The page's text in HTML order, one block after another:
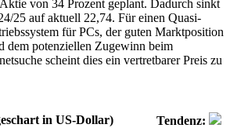
von 34 Prozent geplant. Dadurch sinkt
25 auf aktuell 22,74. Für einen Quasi-
für PCs, der guten Marktposition
dem potenziellen Zugewinn beim
scheint dies ein vertretbarer Preis zu
in US-Dollar) Tendenz: